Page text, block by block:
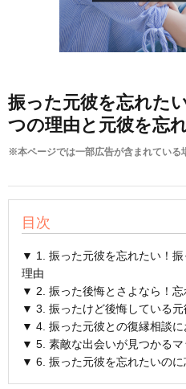
振った元彼を忘れた
つの理由と元彼を忘
※本ページでは一部広告が含まれている
目次
▼ 1. 振った元彼を忘れたい！
理由
▼ 2. 振った後悔とさよなら！
▼ 3. 振ったけど後悔している
▼ 4. 振った元彼との復縁相談
▼ 5. 素敵な出会いが見つかる
▼ 6. 振った元彼を忘れたいの